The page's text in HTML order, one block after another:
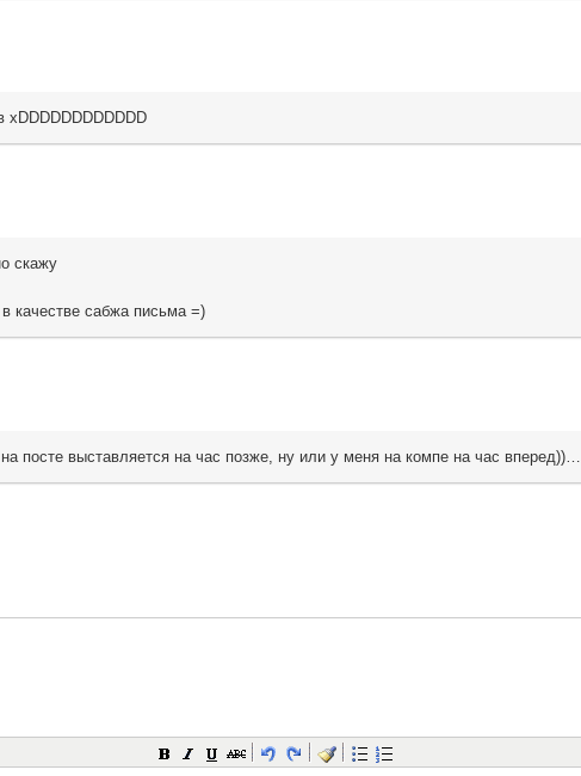
xDDDDDDDDDDDD
скажу
качестве сабжа письма =)
на посте выставляется на час позже, ну или у меня на компе на час вперед))…